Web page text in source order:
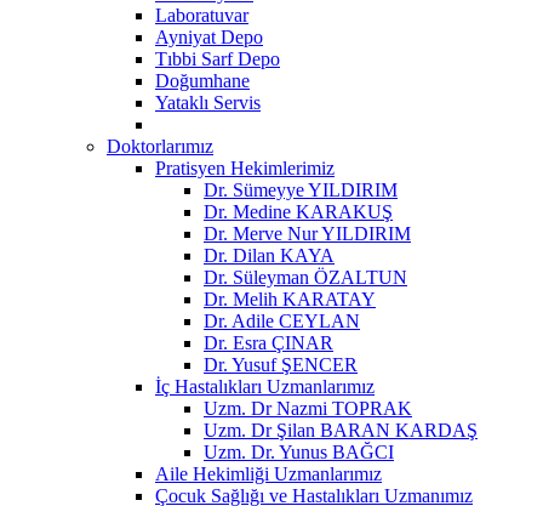
Laboratuvar
Ayniyat Depo
Tıbbi Sarf Depo
Doğumhane
Yataklı Servis
Doktorlarımız
Pratisyen Hekimlerimiz
Dr. Sümeyye YILDIRIM
Dr. Medine KARAKUŞ
Dr. Merve Nur YILDIRIM
Dr. Dilan KAYA
Dr. Süleyman ÖZALTUN
Dr. Melih KARATAY
Dr. Adile CEYLAN
Dr. Esra ÇINAR
Dr. Yusuf ŞENCER
İç Hastalıkları Uzmanlarımız
Uzm. Dr Nazmi TOPRAK
Uzm. Dr Şilan BARAN KARDAŞ
Uzm. Dr. Yunus BAĞCI
Aile Hekimliği Uzmanlarımız
Çocuk Sağlığı ve Hastalıkları Uzmanımız